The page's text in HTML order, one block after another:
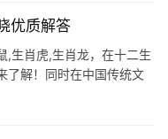
优质解答
,生肖虎,生肖龙，在十二生
了解！同时在中国传统文
生深远影响，本文将聚